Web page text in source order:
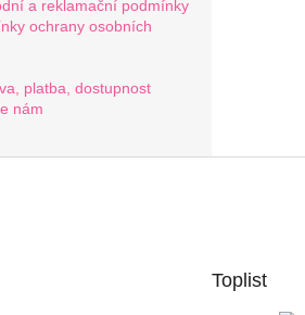
a reklamační podmínky
ochrany osobních
platba, dostupnost
nám
Toplist